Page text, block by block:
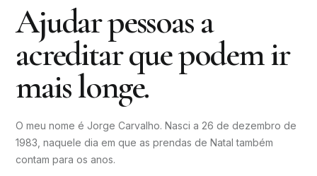
Ajudar pessoas a
acreditar que podem ir
mais longe.
O meu nome é Jorge Carvalho. Nasci a 26 de dezembro de
1983, naquele dia em que as prendas de Natal também
contam para os anos.